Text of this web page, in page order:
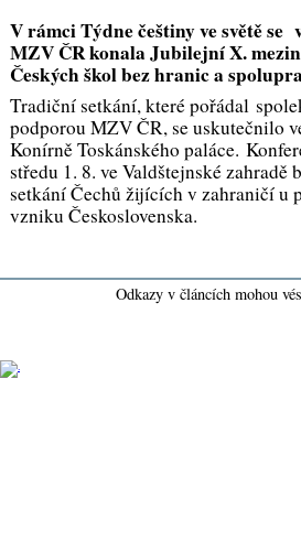
V rámci Týdne češtiny ve světě se
MZV ČR konala Jubilejní X.
Českých škol bez hranic a
Tradiční setkání, které pořádal
podporou MZV ČR, se uskutečnilo
Konírně Toskánského paláce.
středu 1. 8. ve Valdštejnské zahradě
setkání Čechů žijících v zahraničí u
vzniku Československa.
Odkazy v článcích mohou